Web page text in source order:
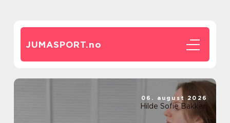
JUMASPORT.no
06. august 2026
Hilde Sofie Bakken